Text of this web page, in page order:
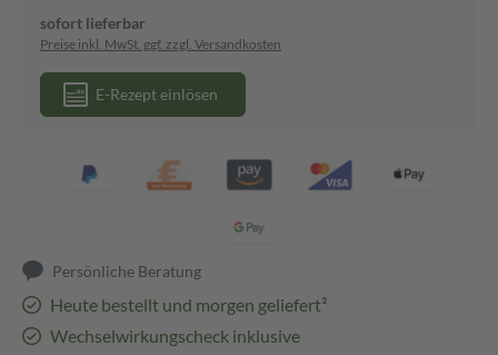
sofort lieferbar
Preise inkl. MwSt. ggf. zzgl. Versandkosten
E-Rezept einlösen
Persönliche Beratung
Heute bestellt und morgen geliefert³
Wechselwirkungscheck inklusive